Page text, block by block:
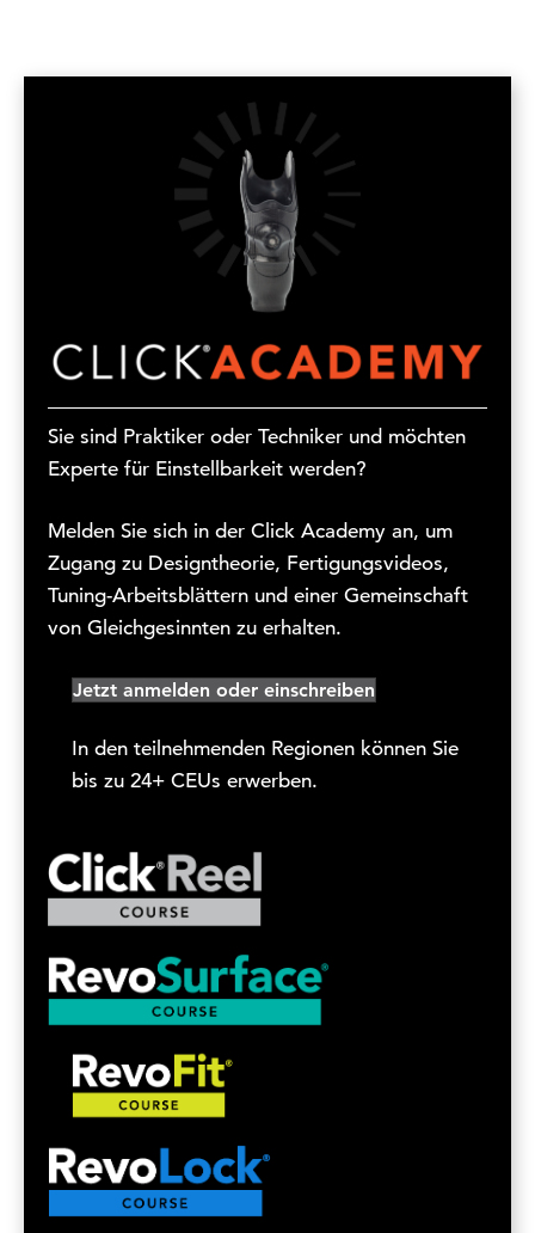
Sie sind Praktiker oder Techniker und möchten
Experte für Einstellbarkeit werden?
Melden Sie sich in der Click Academy an, um
Zugang zu Designtheorie, Fertigungsvideos,
Tuning-Arbeitsblättern und einer Gemeinschaft
von Gleichgesinnten zu erhalten.
Jetzt anmelden oder einschreiben
In den teilnehmenden Regionen können Sie
bis zu 24+ CEUs erwerben.